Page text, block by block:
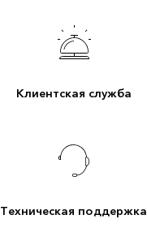
Клиентская служба
Техническая поддержка